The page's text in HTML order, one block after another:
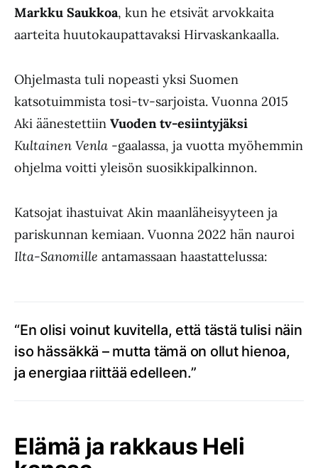
Markku Saukkoa, kun he etsivät arvokkaita
aarteita huutokaupattavaksi Hirvaskankaalla.
Ohjelmasta tuli nopeasti yksi Suomen
katsotuimmista tosi-tv-sarjoista. Vuonna 2015
Aki äänestettiin Vuoden tv-esiintyjäksi
Kultainen Venla -gaalassa, ja vuotta myöhemmin
ohjelma voitti yleisön suosikkipalkinnon.
Katsojat ihastuivat Akin maanläheisyyteen ja
pariskunnan kemiaan. Vuonna 2022 hän nauroi
Ilta-Sanomille antamassaan haastattelussa:
“En olisi voinut kuvitella, että tästä tulisi näin
iso hässäkkä – mutta tämä on ollut hienoa,
ja energiaa riittää edelleen.”
Elämä ja rakkaus Heli